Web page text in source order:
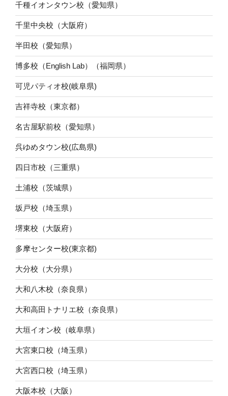
千種イオンタウン校（愛知県）
千里中央校（大阪府）
半田校（愛知県）
博多校（English Lab）（福岡県）
可児パティオ校(岐阜県)
吉祥寺校（東京都）
名古屋駅前校（愛知県）
呉ゆめタウン校(広島県)
四日市校（三重県）
土浦校（茨城県）
坂戸校（埼玉県）
堺東校（大阪府）
多摩センター校(東京都)
大分校（大分県）
大和八木校（奈良県）
大和高田トナリエ校（奈良県）
大垣イオン校（岐阜県）
大宮東口校（埼玉県）
大宮西口校（埼玉県）
大阪本校（大阪）